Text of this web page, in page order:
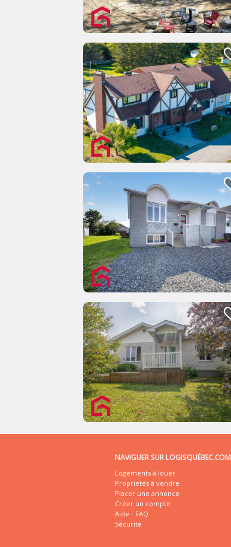
NAVIGUER SUR LOGISQUÉBEC.COM
Logements à louer
Propriétés à vendre
Placer une annonce
Créer un compte
Aide - FAQ
Sécurité